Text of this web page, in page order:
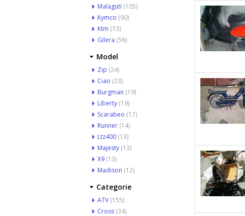
Malaguti (105)
Kymco (90)
Ktm (73)
Gilera (56)
Model
Zip (24)
Ciao (23)
Burgman (19)
Liberty (19)
Scarabeo (17)
Runner (14)
Ltz400 (13)
Majesty (13)
X9 (13)
Madison (12)
Categorie
ATV (155)
Cross (34)